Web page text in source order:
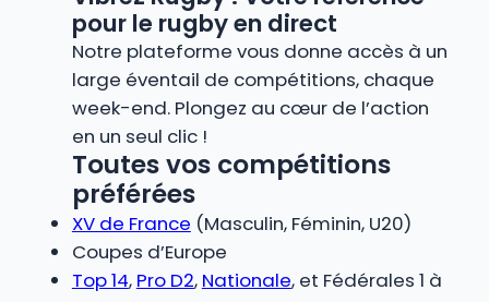
pour le rugby en direct
Notre plateforme vous donne accès à un
large éventail de compétitions, chaque
week-end. Plongez au cœur de l’action
en un seul clic !
Toutes vos compétitions
préférées
XV de France (Masculin, Féminin, U20)
Coupes d’Europe
Top 14, Pro D2, Nationale, et Fédérales 1 à